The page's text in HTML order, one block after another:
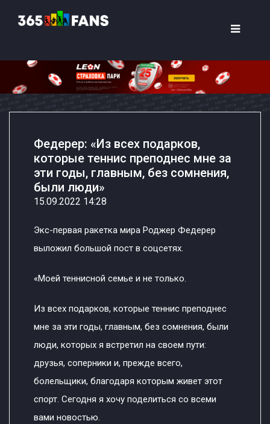
Федерер: «Из всех подарков,
которые теннис преподнес мне за
эти годы, главным, без сомнения,
были люди»
15.09.2022 14:28
Экс-первая ракетка мира Роджер Федерер
выложил большой пост в соцсетях.
«Моей теннисной семье и не только.
Из всех подарков, которые теннис преподнес
мне за эти годы, главным, без сомнения, были
люди, которых я встретил на своем пути:
друзья, соперники и, прежде всего,
болельщики, благодаря которым живет этот
спорт. Сегодня я хочу поделиться со всеми
вами новостью.